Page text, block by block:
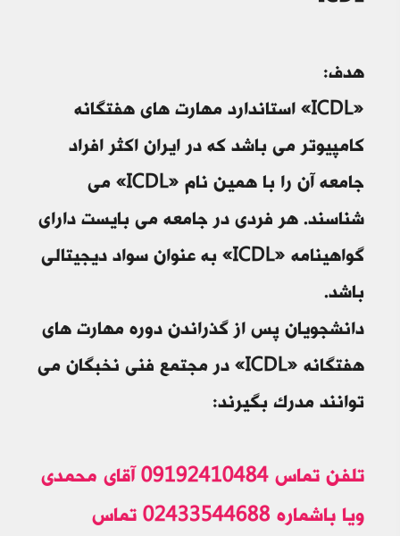
هدف:
«ICDL» استاندارد مهارت های هفتگانه
کامپیوتر می باشد که در ایران اکثر افراد
جامعه آن را با همین نام «ICDL» می
شناسند. هر فردی در جامعه می بایست دارای
گواهینامه «ICDL» به عنوان سواد دیجیتالی
باشد.
دانشجویان پس از گذراندن دوره مهارت های
هفتگانه «ICDL» در مجتمع فنی نخبگان می
توانند مدرک بگیرند:
تلفن تماس 09192410484 آقای محمدی
ویا باشماره 02433544688 تماس